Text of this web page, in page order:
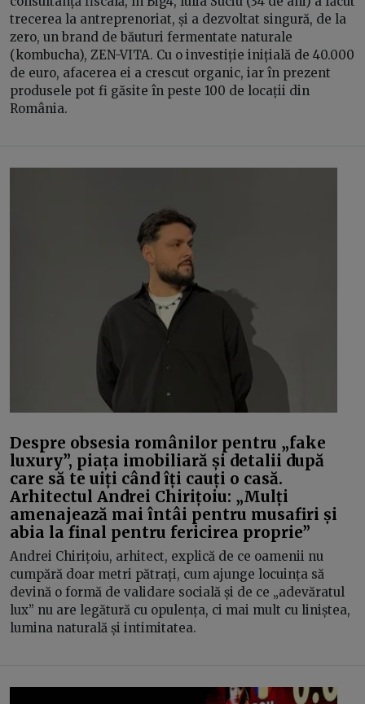
trecerea la antreprenoriat, și a dezvoltat singură, de la
zero, un brand de băuturi fermentate naturale
(kombucha), ZEN-VITA. Cu o investiție inițială de 40.000
de euro, afacerea ei a crescut organic, iar în prezent
produsele pot fi găsite în peste 100 de locații din
România.
Despre obsesia românilor pentru „fake
luxury”, piața imobiliară și detalii după
care să te uiți când îți cauți o casă.
Arhitectul Andrei Chirițoiu: „Mulți
amenajează mai întâi pentru musafiri și
abia la final pentru fericirea proprie”
Andrei Chirițoiu, arhitect, explică de ce oamenii nu
cumpără doar metri pătrați, cum ajunge locuința să
devină o formă de validare socială și de ce „adevăratul
lux” nu are legătură cu opulența, ci mai mult cu liniștea,
lumina naturală și intimitatea.